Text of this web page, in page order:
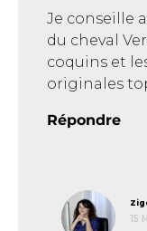
Je conseille
du cheval
coquins et
originales
Répondre
15